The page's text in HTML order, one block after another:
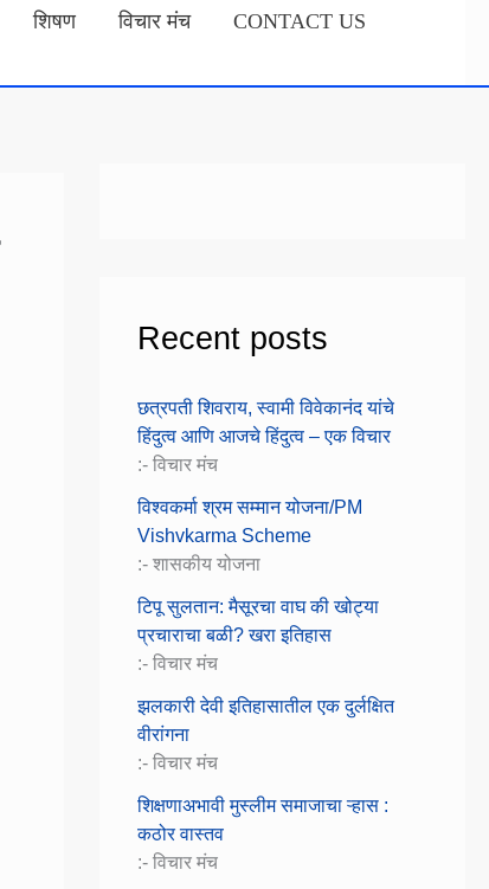
शिषण विचार मंच
CONTACT US
Recent posts
छत्रपती शिवराय, स्वामी विवेकानंद यांचे
हिंदुत्व आणि आजचे हिंदुत्व – एक विचार
:- विचार मंच
विश्वकर्मा श्रम सम्मान योजना/PM
Vishvkarma Scheme
:- शासकीय योजना
टिपू सुलतान: मैसूरचा वाघ की खोट्या
प्रचाराचा बळी? खरा इतिहास
:- विचार मंच
झलकारी देवी इतिहासातील एक दुर्लक्षित
वीरांगना
:- विचार मंच
शिक्षणाअभावी मुस्लीम समाजाचा ऱ्हास :
कठोर वास्तव
:- विचार मंच